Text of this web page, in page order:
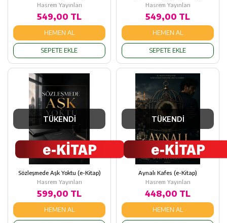
Hasrem Yayınları
549,00 TL
HEMEN AL
SEPETE EKLE
Hasrem Yayınları
549,00 TL
HEMEN AL
SEPETE EKLE
TÜKENDİ
Sözleşmede Aşk Yoktu (e-Kitap)
Hasrem Yayınları
599,00 TL
HEMEN AL
TÜKENDİ
Aynalı Kafes (e-Kitap)
Hasrem Yayınları
448,00 TL
HEMEN AL